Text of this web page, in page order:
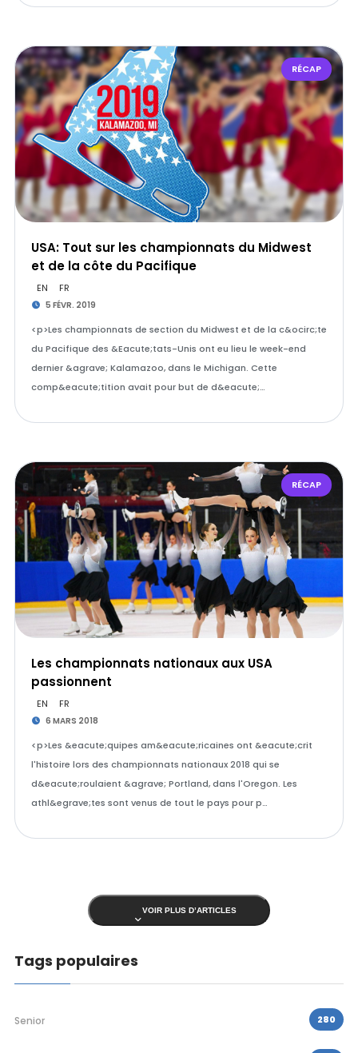
RÉCAP
USA: Tout sur les championnats du Midwest
et de la côte du Pacifique
EN FR
5 FÉVR. 2019
<p>Les championnats de section du Midwest et de la c&ocirc;te
du Pacifique des &Eacute;tats-Unis ont eu lieu le week-end
dernier &agrave; Kalamazoo, dans le Michigan. Cette
comp&eacute;tition avait pour but de d&eacute;…
RÉCAP
Les championnats nationaux aux USA
passionnent
EN FR
6 MARS 2018
<p>Les &eacute;quipes am&eacute;ricaines ont &eacute;crit
l'histoire lors des championnats nationaux 2018 qui se
d&eacute;roulaient &agrave; Portland, dans l'Oregon. Les
athl&egrave;tes sont venus de tout le pays pour p…
VOIR PLUS D’ARTICLES
Tags populaires
Senior 280